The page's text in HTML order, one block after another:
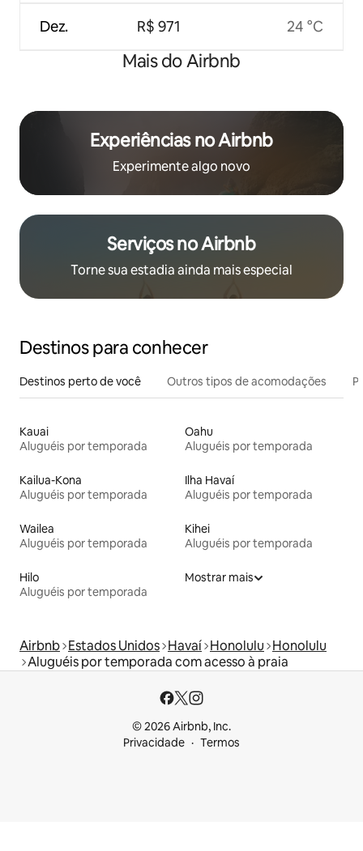
Dez. R$ 971 24 °C
Mais do Airbnb
Experiências no Airbnb
Experimente algo novo
Serviços no Airbnb
Torne sua estadia ainda mais especial
Destinos para conhecer
Destinos perto de você Outros tipos de acomodações
Kauai
Aluguéis por temporada
Oahu
Aluguéis por temporada
Kailua-Kona
Aluguéis por temporada
Ilha Havaí
Aluguéis por temporada
Wailea
Aluguéis por temporada
Kihei
Aluguéis por temporada
Hilo
Aluguéis por temporada
Mostrar mais
Airbnb Estados Unidos Havaí Honolulu Honolulu
Aluguéis por temporada com acesso à praia
© 2026 Airbnb, Inc.
Privacidade
Termos